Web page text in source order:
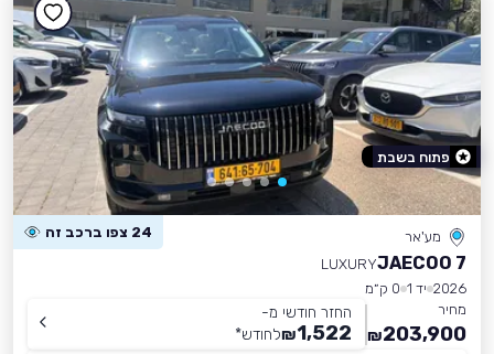
מע'אר 24 צפו ברכב זה
JAECOO 7
LUXURY
2026 יד 1
0 ק״מ
מחיר
203,900
₪
החזר חודשי מ-
1,522
₪לחודש*
פתוח בשבת